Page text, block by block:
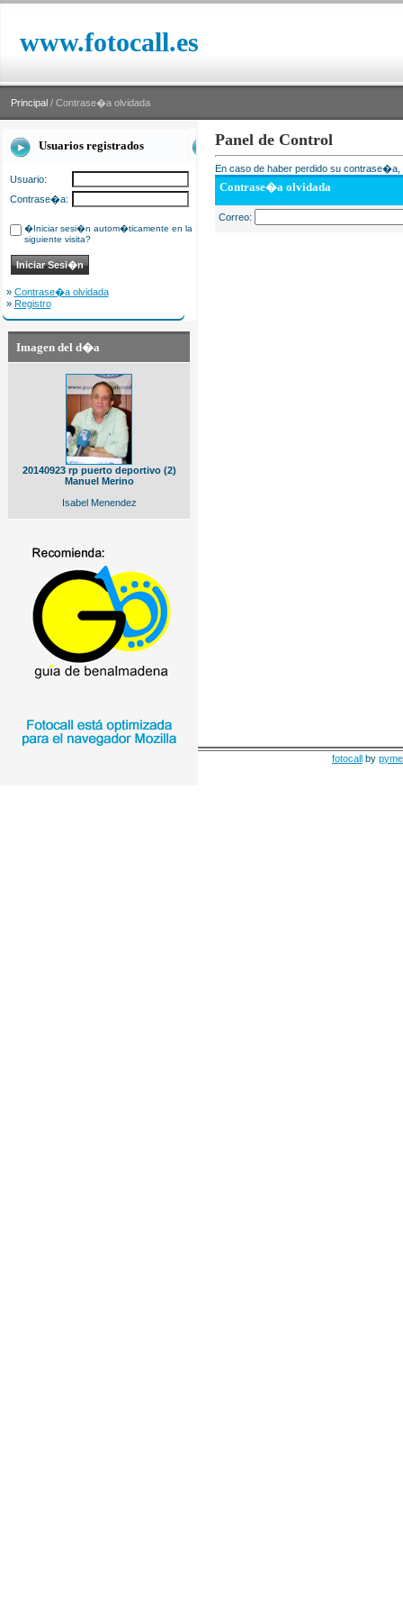
www.fotocall.es
Principal / Contrase�a olvidada
Usuarios registrados
Usuario:
Contrase�a:
�Iniciar sesi�n autom�ticamente en la
siguiente visita?
» Contrase�a olvidada
» Registro
Imagen del d�a
20140923 rp puerto deportivo (2)
Manuel Merino
Isabel Menendez
Panel de Control
En caso de haber perdido su
Contrase�a olvidada
Correo:
fotocall by